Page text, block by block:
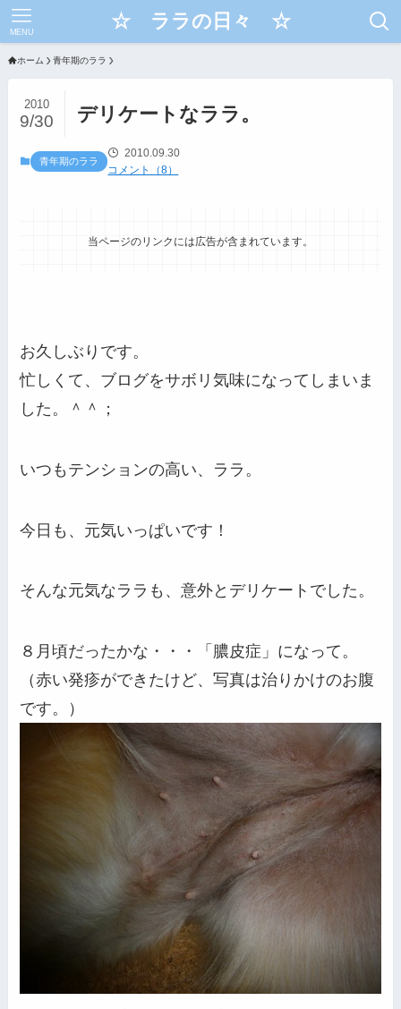
☆ ララの日々 ☆
MENU
ホーム 青年期のララ
デリケートなララ。
2010
9/30
青年期のララ
2010.09.30
コメント（8）
当ページのリンクには広告が含まれています。
お久しぶりです。
忙しくて、ブログをサボリ気味になってしまいま
した。＾＾；
いつもテンションの高い、ララ。
今日も、元気いっぱいです！
そんな元気なララも、意外とデリケートでした。
８月頃だったかな・・・「膿皮症」になって。
（赤い発疹ができたけど、写真は治りかけのお腹
です。）